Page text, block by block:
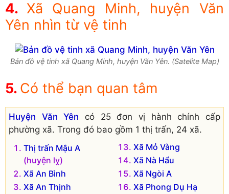
Xã Quang Minh, huyện Văn
Yên nhìn từ vệ tinh
Bản đồ vệ tinh xã Quang Minh, huyện Văn Yên. (Satelite Map)
Có thể bạn quan tâm
Huyện Văn Yên có 25 đơn vị hành chính cấp
phường xã. Trong đó bao gồm 1 thị trấn, 24 xã.
Thị trấn Mậu A
(huyện lỵ)
Xã An Bình
Xã An Thịnh
Xã Mỏ Vàng
Xã Nà Hẩu
Xã Ngòi A
Xã Phong Dụ Hạ